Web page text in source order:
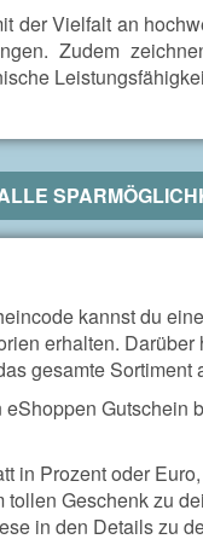
der Vielfalt an
Zudem
kannst du
erhalten.
gesamte Sortiment
Gutschein
in Prozent oder
Geschenk zu
in den Details zu